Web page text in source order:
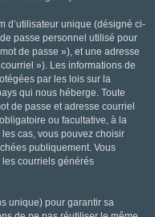
d’utilisateur unique (désigné ci-
passe personnel utilisé pour
de passe »), et une adresse
»). Les informations de
par les lois sur la
qui nous héberge. Toute
de passe et adresse courriel
ou facultative, à la
cas, vous pouvez choisir
publiquement. Vous
courriels générés
unique) pour garantir sa